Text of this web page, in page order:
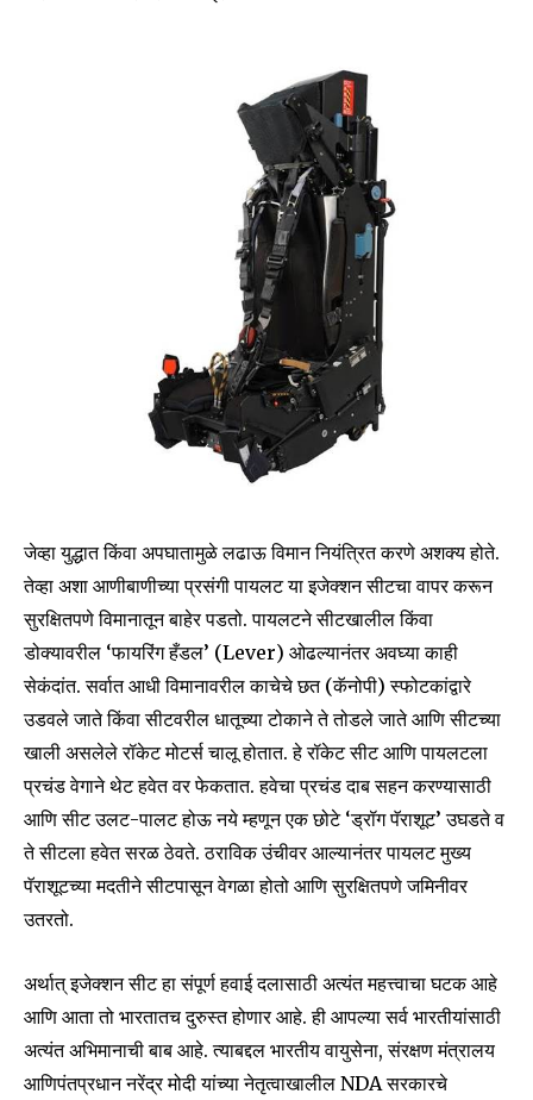
Followers
जेव्हा युद्धात किंवा अपघातामुळे लढाऊ विमान नियंत्रित करणे अशक्य होते.
तेव्हा अशा आणीबाणीच्या प्रसंगी पायलट या इजेक्शन सीटचा वापर करून
सुरक्षितपणे विमानातून बाहेर पडतो. पायलटने सीटखालील किंवा
डोक्यावरील ‘फायरिंग हँडल’ (Lever) ओढल्यानंतर अवघ्या काही
सेकंदांत. सर्वात आधी विमानावरील काचेचे छत (कॅनोपी) स्फोटकांद्वारे
उडवले जाते किंवा सीटवरील धातूच्या टोकाने ते तोडले जाते आणि सीटच्या
खाली असलेले रॉकेट मोटर्स चालू होतात. हे रॉकेट सीट आणि पायलटला
प्रचंड वेगाने थेट हवेत वर फेकतात. हवेचा प्रचंड दाब सहन करण्यासाठी
आणि सीट उलट-पालट होऊ नये म्हणून एक छोटे ‘ड्रॉग पॅराशूट’ उघडते व
ते सीटला हवेत सरळ ठेवते. ठराविक उंचीवर आल्यानंतर पायलट मुख्य
पॅराशूटच्या मदतीने सीटपासून वेगळा होतो आणि सुरक्षितपणे जमिनीवर
उतरतो.
अर्थात् इजेक्शन सीट हा संपूर्ण हवाई दलासाठी अत्यंत महत्त्वाचा घटक आहे
आणि आता तो भारतातच दुरुस्त होणार आहे. ही आपल्या सर्व भारतीयांसाठी
अत्यंत अभिमानाची बाब आहे. त्याबद्दल भारतीय वायुसेना, संरक्षण मंत्रालय
आणिपंतप्रधान नरेंद्र मोदी यांच्या नेतृत्वाखालील NDA सरकारचे